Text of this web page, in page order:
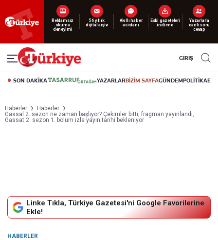
Yeni nesil dijital
abonelik 19 TL’den başlayan fiyatlarla.
GİRİŞ
SON DAKİKA YAZARLARBİZİM SAYFAGÜNDEMPOLİTİKA
Haberler
Haberler
Gassal 2. sezon ne zaman başlıyor? Çekimler bitti, fragman yayınlandı,
Gassat 2. sezon 1. bölüm izle yayın tarihi bekleniyor
Linke Tıkla, Türkiye Gazetesi'ni Google Favorilerine
Ekle!
HABERLER